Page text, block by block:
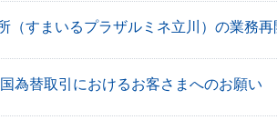
（すまいるプラザルミネ立川）の業務
為替取引におけるお客さまへのお願い